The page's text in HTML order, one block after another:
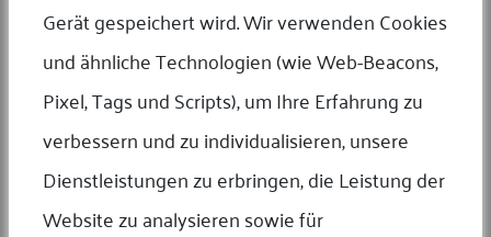
Gerät gespeichert wird. Wir verwenden Cookies
und ähnliche Technologien (wie Web-Beacons,
Pixel, Tags und Scripts), um Ihre Erfahrung zu
verbessern und zu individualisieren, unsere
Dienstleistungen zu erbringen, die Leistung der
Website zu analysieren sowie für